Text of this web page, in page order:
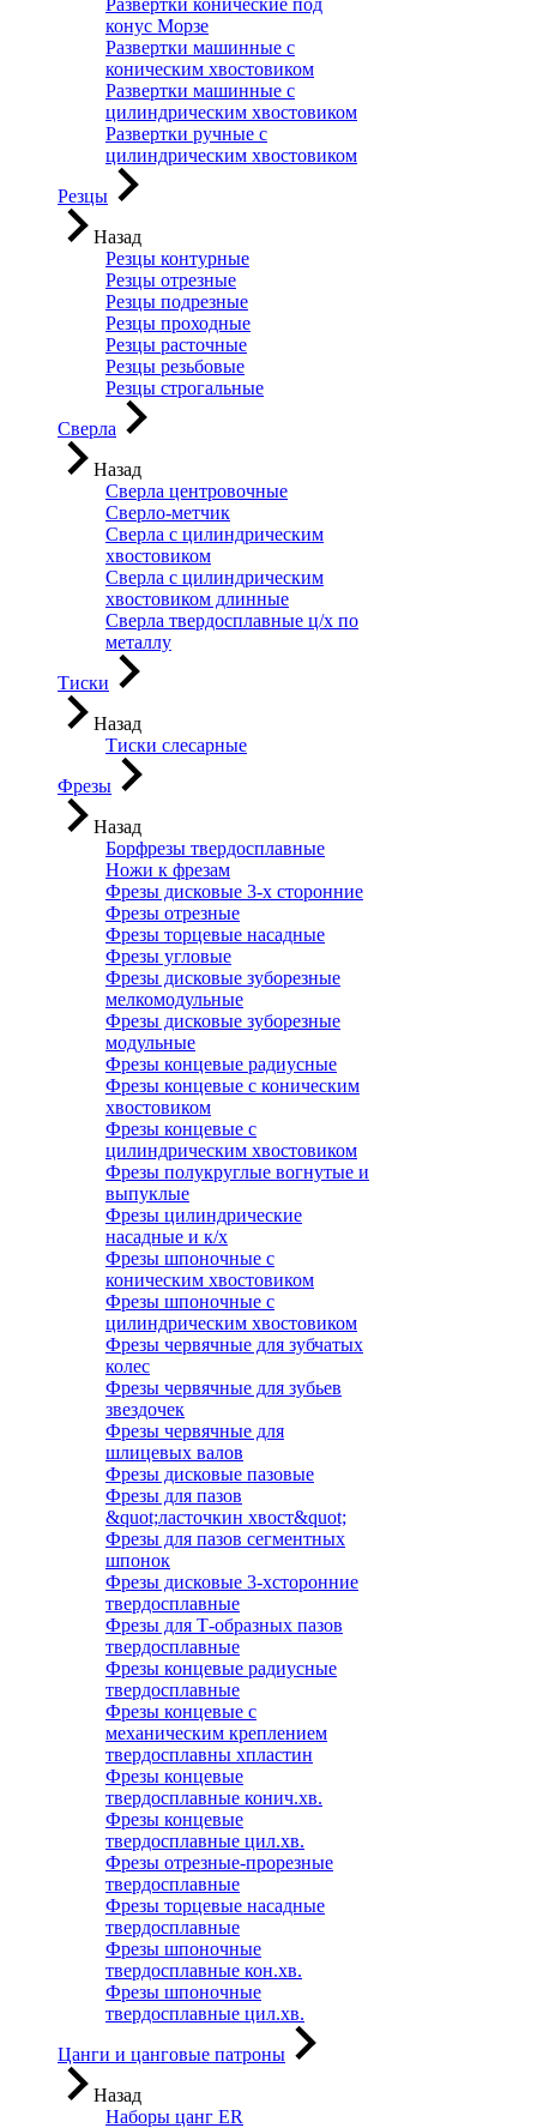
Развертки конические под
конус Морзе
Развертки машинные с
коническим хвостовиком
Развертки машинные с
цилиндрическим хвостовиком
Развертки ручные с
цилиндрическим хвостовиком
Резцы
Назад
Резцы контурные
Резцы отрезные
Резцы подрезные
Резцы проходные
Резцы расточные
Резцы резьбовые
Резцы строгальные
Сверла
Назад
Сверла центровочные
Сверло-метчик
Сверла с цилиндрическим
хвостовиком
Сверла с цилиндрическим
хвостовиком длинные
Сверла твердосплавные ц/х по
металлу
Тиски
Назад
Тиски слесарные
Фрезы
Назад
Борфрезы твердосплавные
Ножи к фрезам
Фрезы дисковые 3-х сторонние
Фрезы отрезные
Фрезы торцевые насадные
Фрезы угловые
Фрезы дисковые зуборезные
мелкомодульные
Фрезы дисковые зуборезные
модульные
Фрезы концевые радиусные
Фрезы концевые с коническим
хвостовиком
Фрезы концевые с
цилиндрическим хвостовиком
Фрезы полукруглые вогнутые и
выпуклые
Фрезы цилиндрические
насадные и к/х
Фрезы шпоночные с
коническим хвостовиком
Фрезы шпоночные с
цилиндрическим хвостовиком
Фрезы червячные для зубчатых
колес
Фрезы червячные для зубьев
звездочек
Фрезы червячные для
шлицевых валов
Фрезы дисковые пазовые
Фрезы для пазов
&quot;ласточкин хвост&quot;
Фрезы для пазов сегментных
шпонок
Фрезы дисковые 3-хсторонние
твердосплавные
Фрезы для Т-образных пазов
твердосплавные
Фрезы концевые радиусные
твердосплавные
Фрезы концевые с
механическим креплением
твердосплавны хпластин
Фрезы концевые
твердосплавные конич.хв.
Фрезы концевые
твердосплавные цил.хв.
Фрезы отрезные-прорезные
твердосплавные
Фрезы торцевые насадные
твердосплавные
Фрезы шпоночные
твердосплавные кон.хв.
Фрезы шпоночные
твердосплавные цил.хв.
Цанги и цанговые патроны
Назад
Наборы цанг ER